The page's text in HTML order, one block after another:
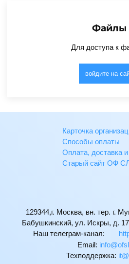
Файлы
Для доступа к
войдите на
Карточка
Способы оплаты
Оплата, доставка и
Старый сайт ОФ
129344,г. Москва, вн. тер. г.
Бабушкинский, ул. Искры, д.
Наш телеграм-канал:
Email:
Техподдержка: